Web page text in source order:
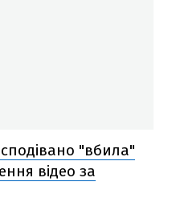
"вбила"
відео за